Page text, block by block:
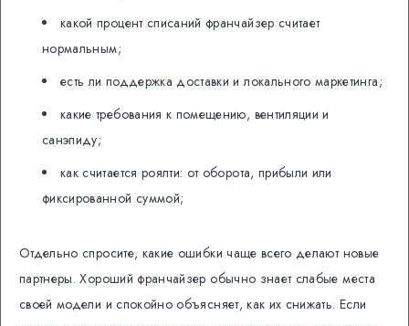
какой процент списаний франчайзер считает
нормальным;
есть ли поддержка доставки и локального маркетинга;
какие требования к помещению, вентиляции и
санэпиду;
как считается роялти: от оборота, прибыли или
фиксированной суммой;
Отдельно спросите, какие ошибки чаще всего делают новые
партнеры. Хороший франчайзер обычно знает слабые места
своей модели и спокойно объясняет, как их снижать. Если